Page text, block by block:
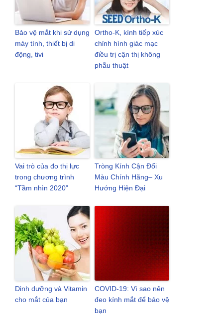
Bảo vệ mắt khi sử dụng
máy tính, thiết bị di
động, tivi
Ortho-K, kính tiếp xúc
chỉnh hình giác mạc
điều trị cận thị không
phẫu thuật
Vai trò của đo thị lực
trong chương trình
“Tầm nhìn 2020”
Tròng Kính Cận Đổi
Màu Chính Hãng– Xu
Hướng Hiện Đại
Dinh dưỡng và Vitamin
cho mắt của bạn
COVID-19: Vì sao nên
đeo kính mắt để bảo vệ
bạn